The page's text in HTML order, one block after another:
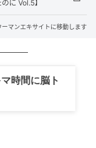
に Vol.5】
ーマンエキサイトに移動します
時間に脳ト